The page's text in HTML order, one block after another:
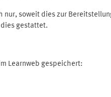
soweit dies zur
gestattet.
Learnweb gespeichert: